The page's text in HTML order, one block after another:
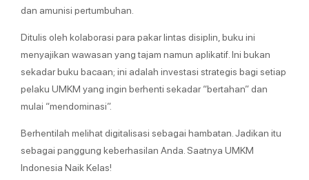
dan amunisi pertumbuhan.
Ditulis oleh kolaborasi para pakar lintas disiplin, buku ini
menyajikan wawasan yang tajam namun aplikatif. Ini bukan
sekadar buku bacaan; ini adalah investasi strategis bagi setiap
pelaku UMKM yang ingin berhenti sekadar “bertahan” dan
mulai “mendominasi”.
Berhentilah melihat digitalisasi sebagai hambatan. Jadikan itu
sebagai panggung keberhasilan Anda. Saatnya UMKM
Indonesia Naik Kelas!